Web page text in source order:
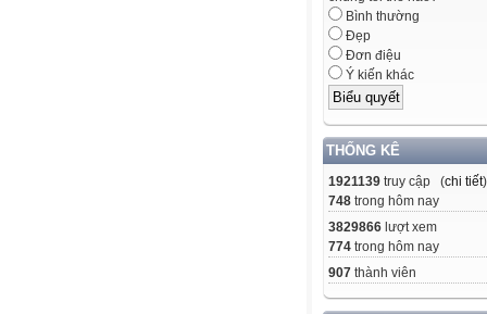
Bình thường
Đẹp
Đơn điệu
Ý kiến khác
THỐNG KÊ
1921139 truy cập (chi tiết)
748 trong hôm nay
3829866 lượt xem
774 trong hôm nay
907 thành viên